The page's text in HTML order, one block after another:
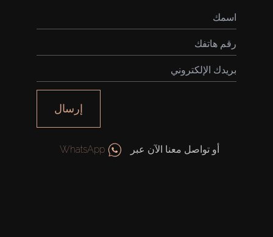
شراء
إرسال
أو تواصل معنا الآن عبر WhatsApp